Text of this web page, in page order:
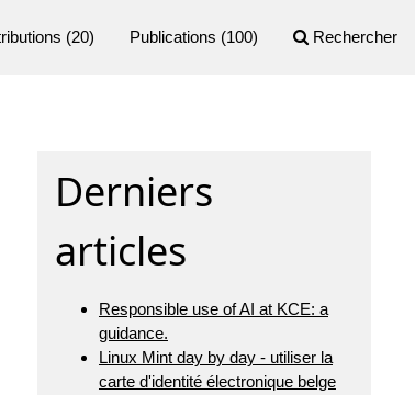
(20) Publications (100) Rechercher
Derniers
articles
Responsible use of AI at KCE: a
guidance.
Linux Mint day by day - utiliser la
carte d'identité électronique belge